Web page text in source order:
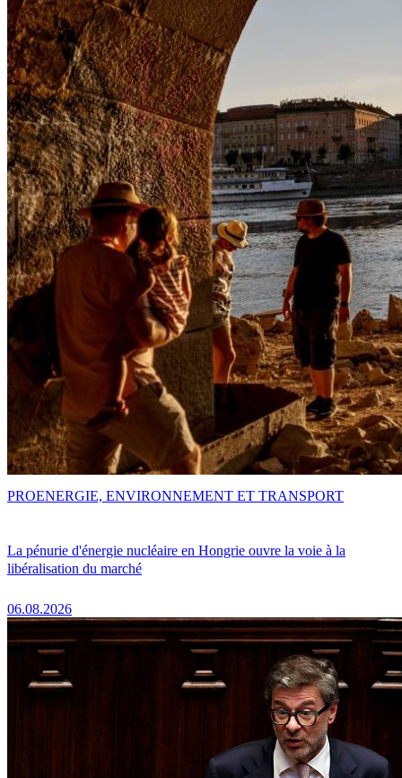
La pénurie d'énergie nucléaire en Hongrie ouvre la voie à la
libéralisation du marché
06.08.2026
PROENERGIE, ENVIRONNEMENT ET TRANSPORT